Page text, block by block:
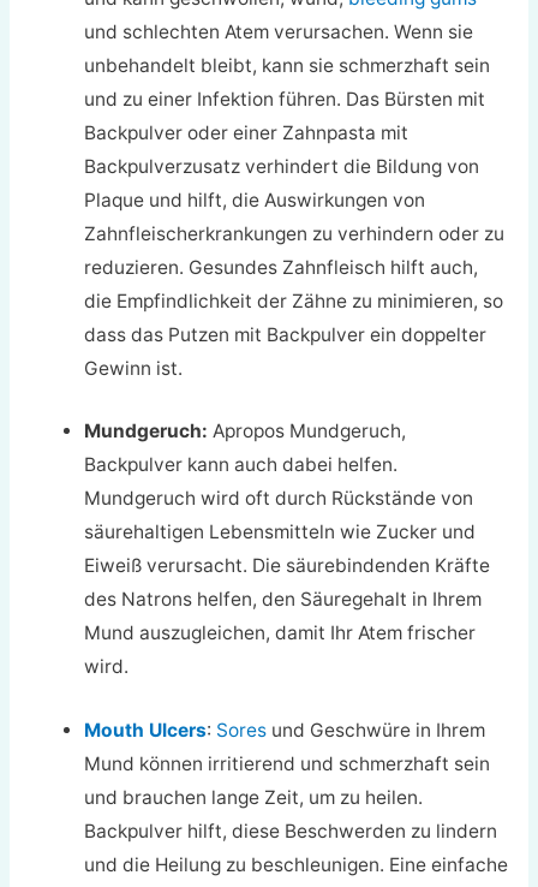
und schlechten Atem verursachen. Wenn sie
unbehandelt bleibt, kann sie schmerzhaft sein
und zu einer Infektion führen. Das Bürsten mit
Backpulver oder einer Zahnpasta mit
Backpulverzusatz verhindert die Bildung von
Plaque und hilft, die Auswirkungen von
Zahnfleischerkrankungen zu verhindern oder zu
reduzieren. Gesundes Zahnfleisch hilft auch,
die Empfindlichkeit der Zähne zu minimieren, so
dass das Putzen mit Backpulver ein doppelter
Gewinn ist.
Mundgeruch: Apropos Mundgeruch,
Backpulver kann auch dabei helfen.
Mundgeruch wird oft durch Rückstände von
säurehaltigen Lebensmitteln wie Zucker und
Eiweiß verursacht. Die säurebindenden Kräfte
des Natrons helfen, den Säuregehalt in Ihrem
Mund auszugleichen, damit Ihr Atem frischer
wird.
Mouth Ulcers: Sores und Geschwüre in Ihrem
Mund können irritierend und schmerzhaft sein
und brauchen lange Zeit, um zu heilen.
Backpulver hilft, diese Beschwerden zu lindern
und die Heilung zu beschleunigen. Eine einfache